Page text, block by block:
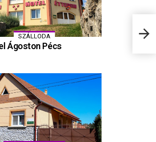
SZÁLLODA
Ágoston Pécs